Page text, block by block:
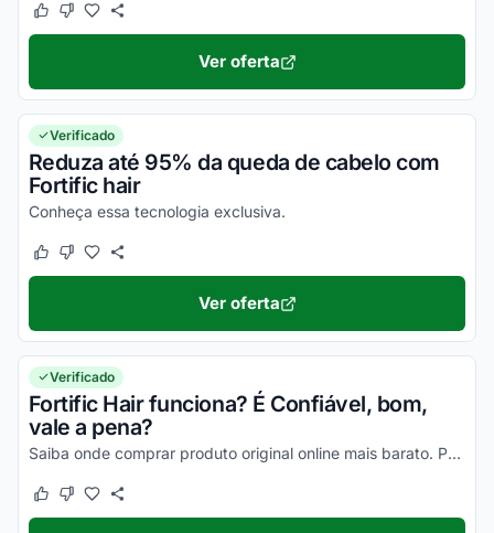
Este cupom funcionou
Este cupom não funcionou
Ver oferta
Verificado
Reduza até 95% da queda de cabelo com
Fortific hair
Conheça essa tecnologia exclusiva.
Este cupom funcionou
Este cupom não funcionou
Ver oferta
Verificado
Fortific Hair funciona? É Confiável, bom,
vale a pena?
Saiba onde comprar produto original online mais barato. Pesquise, confira os comentários e constate a eficiência e os benefícios do Fortific Hair!
Este cupom funcionou
Este cupom não funcionou